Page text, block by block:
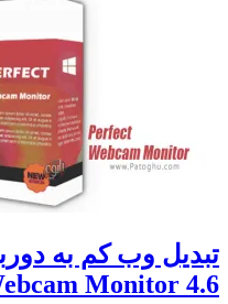
Monitor 4.6